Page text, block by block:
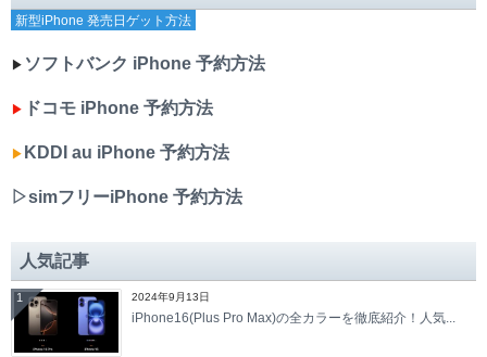
新型iPhone 発売日ゲット方法
▶︎ ソフトバンク iPhone 予約方法
▶︎ ドコモ iPhone 予約方法
▶︎ KDDI au iPhone 予約方法
▷simフリーiPhone 予約方法
人気記事
2024年9月13日
iPhone16(Plus Pro Max)の全カラーを徹底紹介！人気...
1